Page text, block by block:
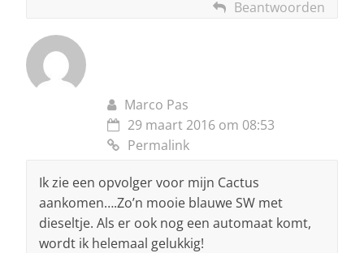
Beantwoorden
Marco Pas
29 maart 2016 om 08:53
Permalink
Ik zie een opvolger voor mijn Cactus
aankomen….Zo’n mooie blauwe SW met
dieseltje. Als er ook nog een automaat komt,
wordt ik helemaal gelukkig!